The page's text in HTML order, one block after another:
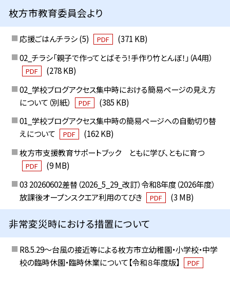
枚方市教育委員会より
応援ごはんチラシ (5) PDF
(371 KB)
02_チラシ「親子で作ってとばそう！手作り竹とんぼ！」（A4用）
PDF
(278 KB)
02_学校ブログアクセス集中時における簡易ページの見え方
について（別紙）
PDF
(385 KB)
01_学校ブログアクセス集中時の簡易ページへの自動切り替
えについて
PDF
(162 KB)
枚方市支援教育サポートブック ともに学び、ともに育つ
PDF
(9 MB)
03 20260602差替（2026_5_29_改訂）令和8年度（2026年度）
放課後オープンスクエア利用のてびき
PDF (3 MB)
非常変災時における措置について
R8.5.29～台風の接近等による枚方市立幼稚園・小学校・中学
校の臨時休園・臨時休業について【令和８年度版】
PDF